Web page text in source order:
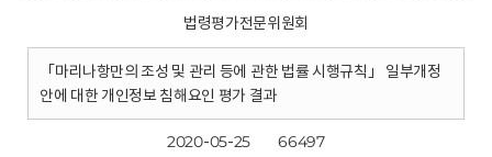
법령평가전문위원회
「마리나항만의 조성 및 관리 등에 관한 법률 시행규칙」 일부개정
안에 대한 개인정보 침해요인 평가 결과
2020-05-25 66497